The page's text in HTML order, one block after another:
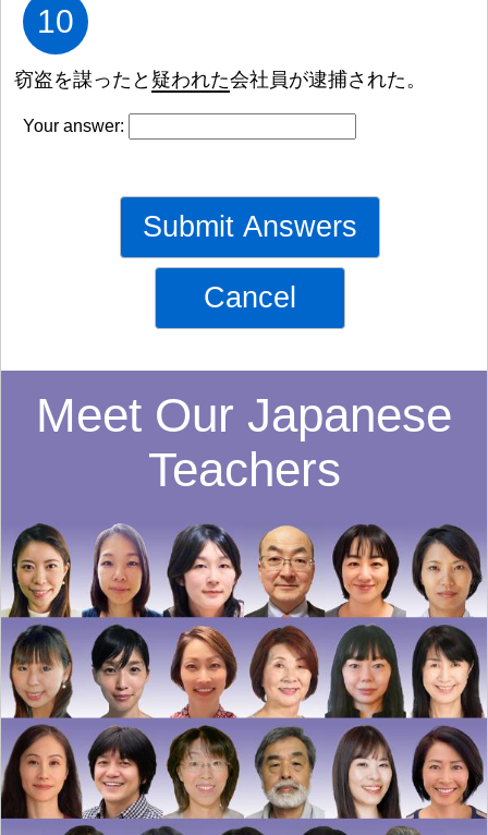
10
窃盗を謀ったと 疑われた会社 員が逮捕された。
Your answer:
Submit Answers
Cancel
Meet Our Japanese
Teachers